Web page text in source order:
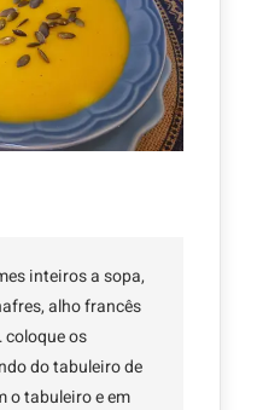
inteiros a sopa,
alho francês
coloque os
do tabuleiro de
o tabuleiro e em